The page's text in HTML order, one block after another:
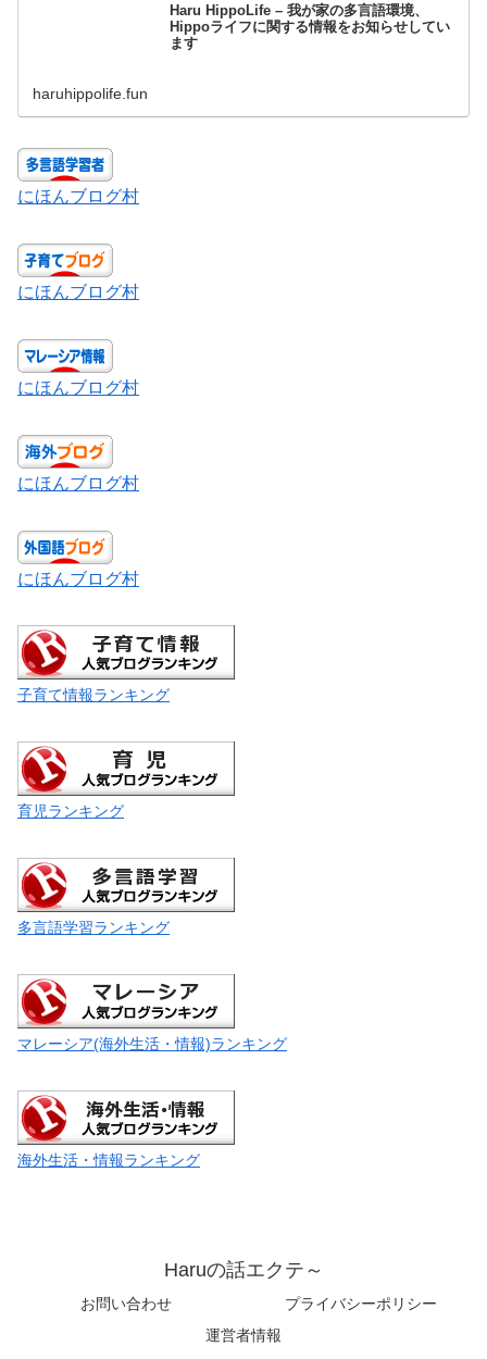
Haru HippoLife – 我が家の多言語環境、
Hippoライフに関する情報をお知らせしてい
ます
haruhippolife.fun
にほんブログ村
にほんブログ村
にほんブログ村
にほんブログ村
にほんブログ村
子育て情報ランキング
育児ランキング
多言語学習ランキング
マレーシア(海外生活・情報)ランキング
海外生活・情報ランキング
Haruの話エクテ～
お問い合わせ
プライバシーポリシー
運営者情報